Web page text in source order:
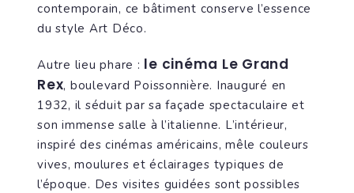
contemporain, ce bâtiment conserve l’essence
du style Art Déco.
Autre lieu phare : le cinéma Le Grand
Rex, boulevard Poissonnière. Inauguré en
1932, il séduit par sa façade spectaculaire et
son immense salle à l’italienne. L’intérieur,
inspiré des cinémas américains, mêle couleurs
vives, moulures et éclairages typiques de
l’époque. Des visites guidées sont possibles